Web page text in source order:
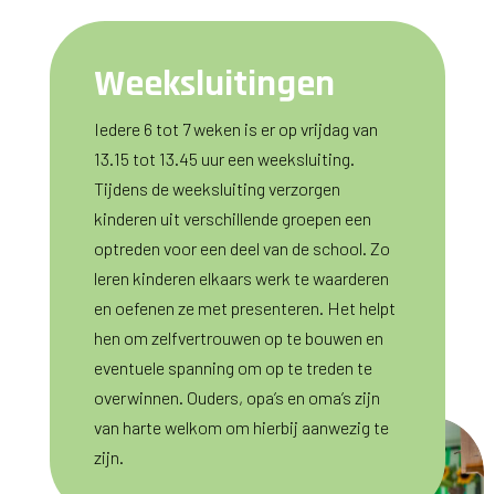
Weeksluitingen
Iedere 6 tot 7 weken is er op vrijdag van
13.15 tot 13.45 uur een weeksluiting.
Tijdens de weeksluiting verzorgen
kinderen uit verschillende groepen een
optreden voor een deel van de school. Zo
leren kinderen elkaars werk te waarderen
en oefenen ze met presenteren. Het helpt
hen om zelfvertrouwen op te bouwen en
eventuele spanning om op te treden te
overwinnen. Ouders, opa’s en oma’s zijn
van harte welkom om hierbij aanwezig te
zijn.